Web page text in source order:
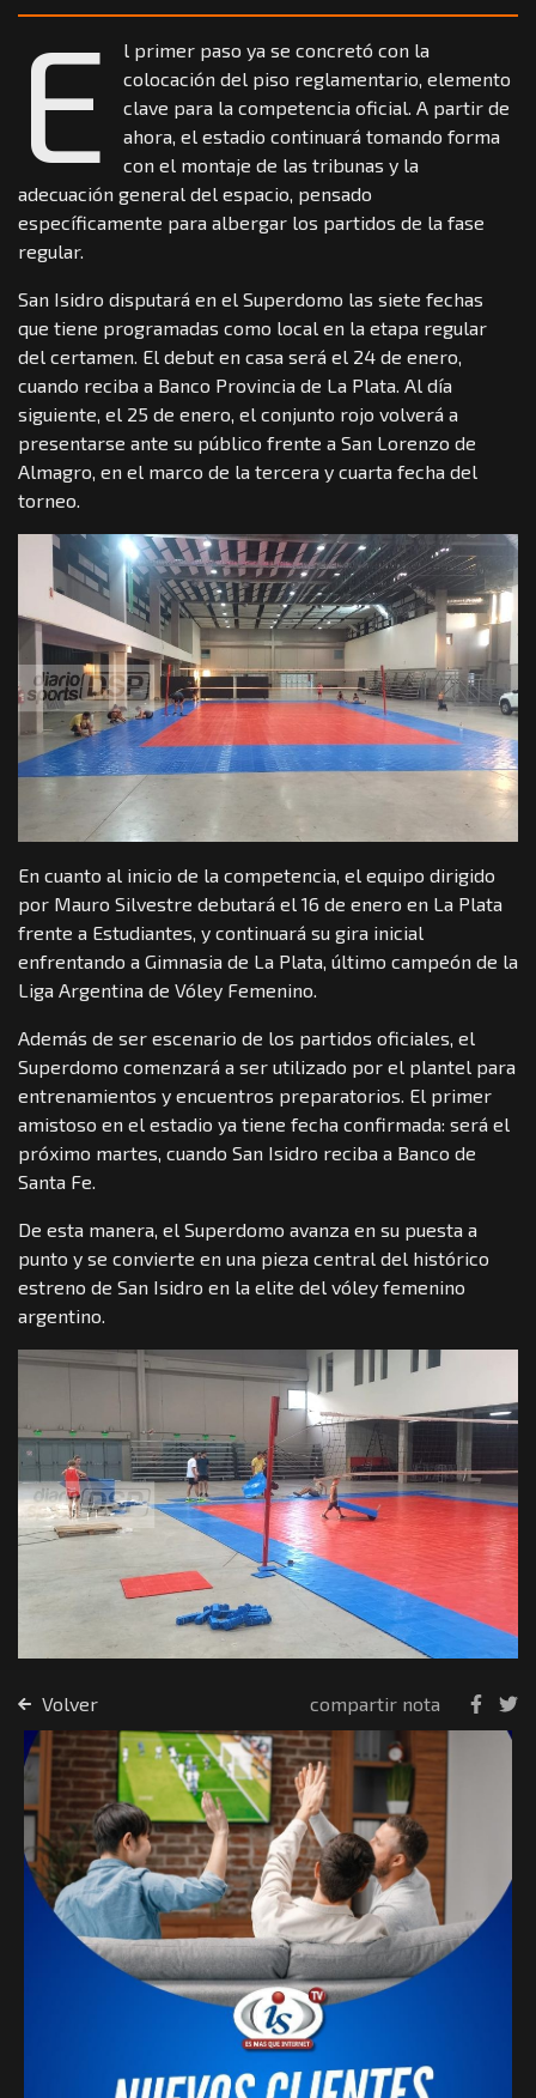
E
l primer paso ya se concretó con la
colocación del piso reglamentario, elemento
clave para la competencia oficial. A partir de
ahora, el estadio continuará tomando forma
con el montaje de las tribunas y la
adecuación general del espacio, pensado
específicamente para albergar los partidos de la fase
regular.
San Isidro disputará en el Superdomo las siete fechas
que tiene programadas como local en la etapa regular
del certamen. El debut en casa será el 24 de enero,
cuando reciba a Banco Provincia de La Plata. Al día
siguiente, el 25 de enero, el conjunto rojo volverá a
presentarse ante su público frente a San Lorenzo de
Almagro, en el marco de la tercera y cuarta fecha del
torneo.
En cuanto al inicio de la competencia, el equipo dirigido
por Mauro Silvestre debutará el 16 de enero en La Plata
frente a Estudiantes, y continuará su gira inicial
enfrentando a Gimnasia de La Plata, último campeón de la
Liga Argentina de Vóley Femenino.
Además de ser escenario de los partidos oficiales, el
Superdomo comenzará a ser utilizado por el plantel para
entrenamientos y encuentros preparatorios. El primer
amistoso en el estadio ya tiene fecha confirmada: será el
próximo martes, cuando San Isidro reciba a Banco de
Santa Fe.
De esta manera, el Superdomo avanza en su puesta a
punto y se convierte en una pieza central del histórico
estreno de San Isidro en la elite del vóley femenino
argentino.
Volver compartir nota